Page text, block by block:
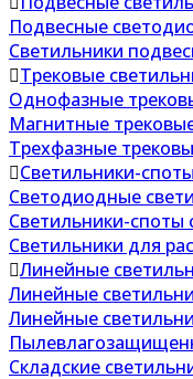
Подвесные
Светильники
Трековые
Однофазные
Магнитные
Трехфазные
Светильники-споты
Светодиодные
Светильники-
Светильники для
Линейные
Линейные
Линейные
Складские